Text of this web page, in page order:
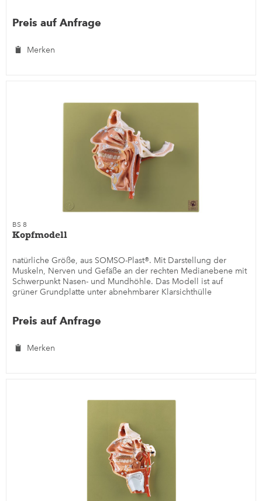
Preis auf Anfrage
Merken
BS 8
Kopfmodell
natürliche Größe, aus SOMSO-Plast®. Mit Darstellung der
Muskeln, Nerven und Gefäße an der rechten Medianebene mit
Schwerpunkt Nasen- und Mundhöhle. Das Modell ist auf
grüner Grundplatte unter abnehmbarer Klarsichthülle
Preis auf Anfrage
Merken